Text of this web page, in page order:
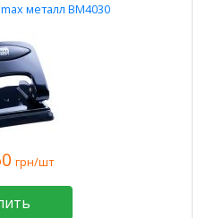
металл BM4030
грн/шт